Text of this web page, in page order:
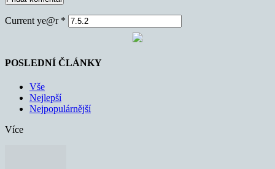
Current ye@r *
POSLEDNÍ ČLÁNKY
Vše
Nejlepší
Nejpopulárnější
Více